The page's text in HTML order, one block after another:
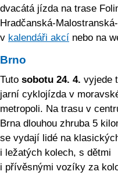
dvacátá jízda na trase
Hradčanská-
v kalendáři akcí nebo na
Brno
Tuto sobotu 24. 4. vyjede
jarní cyklojízda v
metropoli. Na trasu v
Brna dlouhou zhruba 5
se vydají lidé na
i ležatých kolech, s dětmi
i přívěsnými vozíky za